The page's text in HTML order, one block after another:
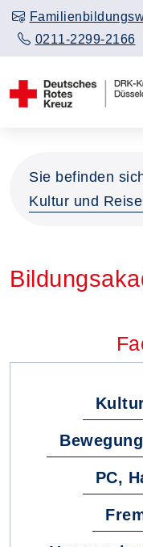
0211-2299-2166
Sie befinden
Kultur und
PC,